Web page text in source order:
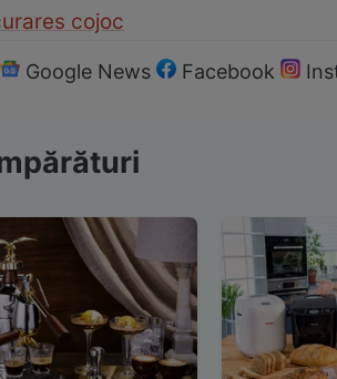
rares cojoc
Google News Facebook